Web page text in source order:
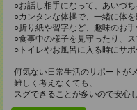
○お話し相手になって、あいづち
○カンタンな体操で、一緒に体を
○折り紙や習字など、趣味のお手
○食事中の様子を見守ったり、
○トイレやお風呂に入る時にサポ
何気ない日常生活のサポートが
難しく考えなくても、
スグできることが多いので安心